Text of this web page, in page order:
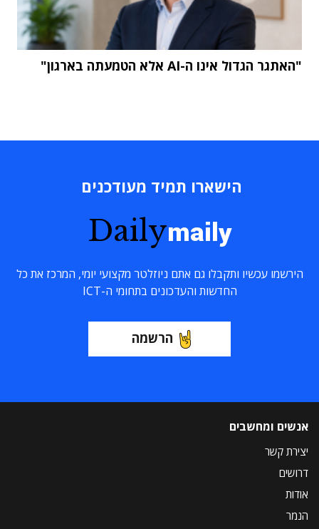
"האתגר הגדול אינו ה-AI אלא הטמעתה בארגון"
הישארו תמיד מעודכנים
Dailymaily
הירשמו עכשיו ותקבלו גם אתם ניוזלטר מקצועי יומי, המרכז את כל
החדשות והעדכונים בתחומי ה-ICT
הרשמה
אנשים ומחשבים
יצירת קשר
דרושים
אודות
הנמר